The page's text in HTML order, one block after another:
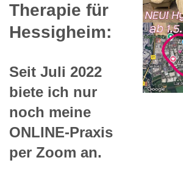
Therapie für
Hessigheim:
Seit Juli 2022
biete ich nur
noch meine
ONLINE-Praxis
per Zoom an.